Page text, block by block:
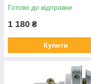
Готово до відправки
1 180 ₴
Купити